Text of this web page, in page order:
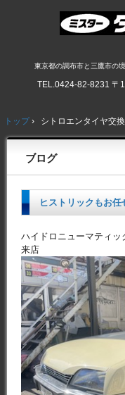
東京都の調布市と三鷹市の
TEL.0424-82-8231 〒
トップ › シトロエンタイヤ交換
ブログ
ヒストリックもお任
ハイドロニューマティ
来店